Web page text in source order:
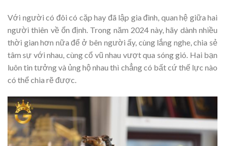
Với người có đôi có cặp hay đã lập gia đình, quan hệ giữa hai
người thiên về ổn định. Trong năm 2024 này, hãy dành nhiều
thời gian hơn nữa để ở bên người ấy, cùng lắng nghe, chia sẻ
tâm sự với nhau, cùng cổ vũ nhau vượt qua sóng gió. Hai bạn
luôn tin tưởng và ủng hộ nhau thì chẳng có bất cứ thế lực nào
có thể chia rẽ được.